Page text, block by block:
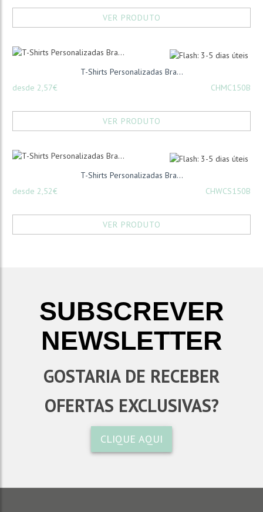
VER PRODUTO
T-Shirts Personalizadas Bra...
desde 2,57€
CHMC150B
VER PRODUTO
T-Shirts Personalizadas Bra...
desde 2,52€
CHWCS150B
VER PRODUTO
SUBSCREVER
NEWSLETTER
GOSTARIA DE RECEBER
OFERTAS EXCLUSIVAS?
CLIQUE AQUI